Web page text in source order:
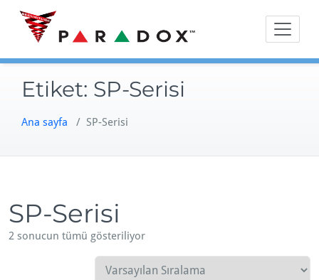
Skip
content
Etiket: SP-Serisi
Ana sayfa / SP-Serisi
SP-Serisi
2 sonucun tümü gösteriliyor